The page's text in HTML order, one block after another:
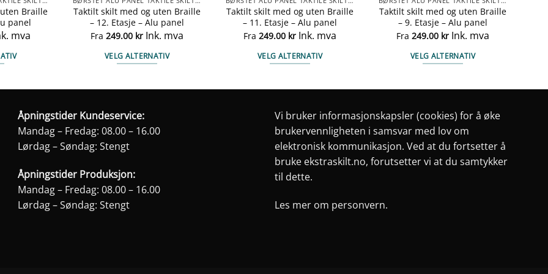
Braille
panel
mva
Taktilt skilt med og uten Braille
– 12. Etasje – Alu panel
Fra 249.00 kr Ink. mva
VELG ALTERNATIV
flere
varianter.
på
Taktilt skilt med og uten Braille
– 11. Etasje – Alu panel
Fra 249.00 kr Ink. mva
VELG ALTERNATIV
flere
varianter.
Alternativene
kan
velges
på
Taktilt skilt med og uten Braille
– 9. Etasje – Alu panel
Fra 249.00 kr Ink. mva
VELG ALTERNATIV
flere
varianter.
Alternativene
kan
Åpningstider Kundeservice:
Mandag – Fredag: 08.00 – 16.00
Lørdag – Søndag: Stengt
Åpningstider Produksjon:
Mandag – Fredag: 08.00 – 16.00
Lørdag – Søndag: Stengt
Vi bruker informasjonskapsler (cookies) for å øke
brukervennligheten i samsvar med lov om
elektronisk kommunikasjon. Ved at du fortsetter å
bruke ekstraskilt.no, forutsetter vi at du samtykker
til dette.
Les mer om personvern.